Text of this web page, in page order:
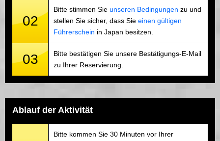
02
Bitte stimmen Sie unseren Bedingungen zu und
stellen Sie sicher, dass Sie einen gültigen
Führerschein in Japan besitzen.
03
Bitte bestätigen Sie unsere Bestätigungs-E-Mail
zu Ihrer Reservierung.
Ablauf der Aktivität
Bitte kommen Sie 30 Minuten vor Ihrer